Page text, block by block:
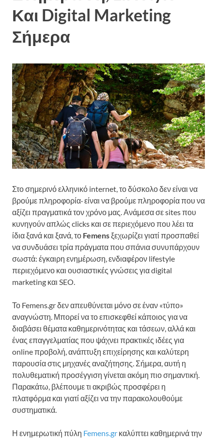
Και Digital Marketing
Σήμερα
Στο σημερινό ελληνικό internet, το δύσκολο δεν είναι να
βρούμε πληροφορία· είναι να βρούμε πληροφορία που να
αξίζει πραγματικά τον χρόνο μας. Ανάμεσα σε sites που
κυνηγούν απλώς clicks και σε περιεχόμενο που λέει τα
ίδια ξανά και ξανά, το Femensξεχωρίζει γιατί προσπαθεί
να συνδυάσει τρία πράγματα που σπάνια συνυπάρχουν
σωστά: έγκαιρη ενημέρωση, ενδιαφέρον lifestyle
περιεχόμενο και ουσιαστικές γνώσεις για digital
marketing και SEO.
Το Femens.gr δεν απευθύνεται μόνο σε έναν «τύπο»
αναγνώστη. Μπορεί να το επισκεφθεί κάποιος για να
διαβάσει θέματα καθημερινότητας και τάσεων, αλλά και
ένας επαγγελματίας που ψάχνει πρακτικές ιδέες για
online προβολή, ανάπτυξη επιχείρησης και καλύτερη
παρουσία στις μηχανές αναζήτησης. Σήμερα, αυτή η
πολυθεματική προσέγγιση γίνεται ακόμη πιο σημαντική.
Παρακάτω, βλέπουμε τι ακριβώς προσφέρει η
πλατφόρμα και γιατί αξίζει να την παρακολουθούμε
συστηματικά.
Η ενημερωτική πύλη Femens.gr καλύπτει καθημερινά την